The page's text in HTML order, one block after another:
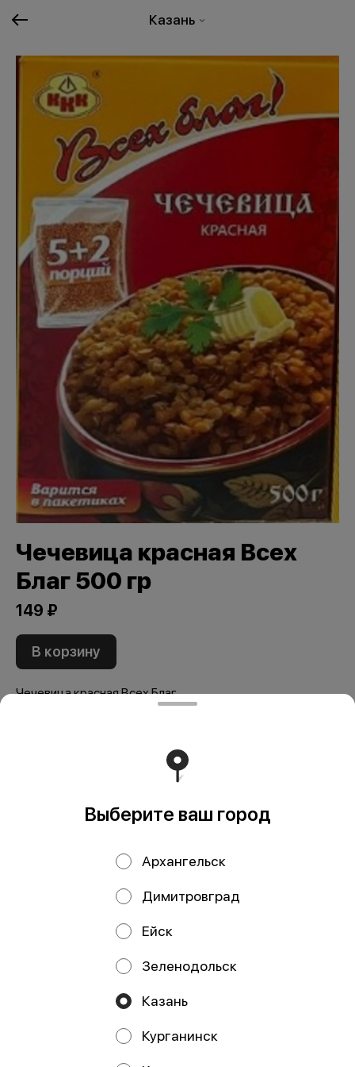
Казань
Чечевица красная Всех
Благ 500 гр
149 ₽
В корзину
Чечевица красная Всех Благ
Экомама 400 гр
500гр
Выберите ваш город
Архангельск
Димитровград
Ейск
Зеленодольск
Казань
Курганинск